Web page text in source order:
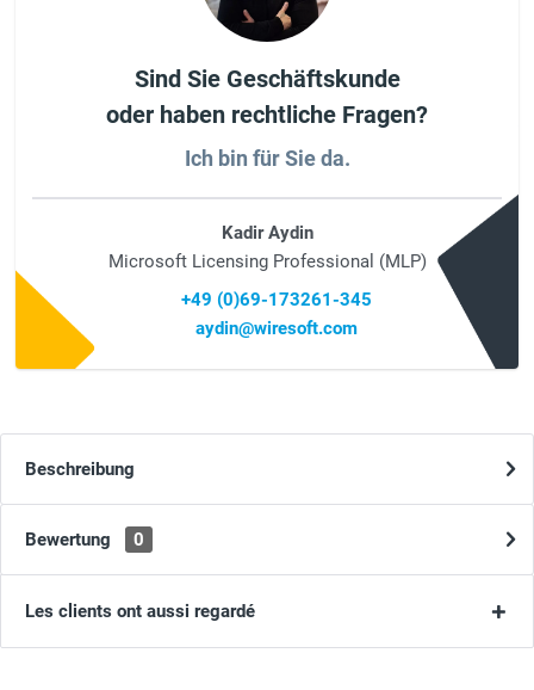
Sind Sie Geschäftskunde
oder haben rechtliche Fragen?
Ich bin für Sie da.
Kadir Aydin
Microsoft Licensing Professional (MLP)
+49 (0)69-173261-345
aydin@wiresoft.com
Beschreibung
Bewertung 0
Les clients ont aussi regardé